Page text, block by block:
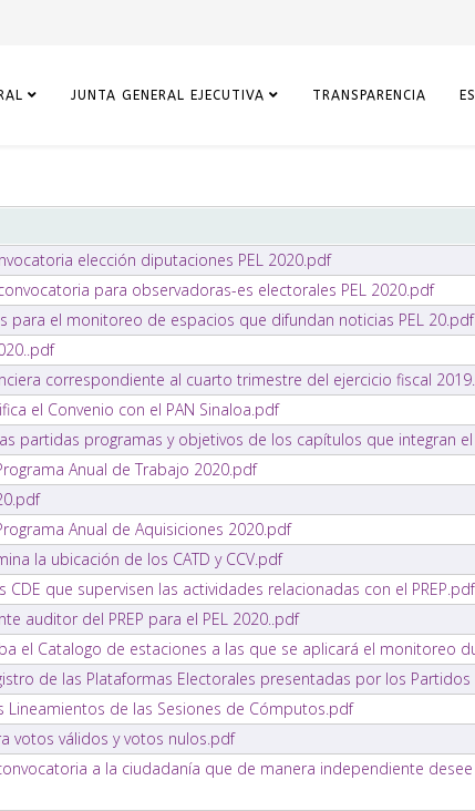
JUNTA GENERAL EJECUTIVA TRANSPARENCIA
elección diputaciones PEL 2020.pdf
para observadoras-es electorales PEL 2020.pdf
para el monitoreo de espacios que difundan noticias PEL 20.pdf
correspondiente al cuarto trimestre del ejercicio fiscal
el Convenio con el PAN Sinaloa.pdf
partidas programas y objetivos de los capítulos que integran
Anual de Trabajo 2020.pdf
Anual de Aquisiciones 2020.pdf
la ubicación de los CATD y CCV.pdf
CDE que supervisen las actividades relacionadas con el PREP.pdf
auditor del PREP para el PEL 2020..pdf
el Catalogo de estaciones a las que se aplicará el monitoreo
de las Plataformas Electorales presentadas por los
Lineamientos de las Sesiones de Cómputos.pdf
votos válidos y votos nulos.pdf
a la ciudadanía que de manera independiente